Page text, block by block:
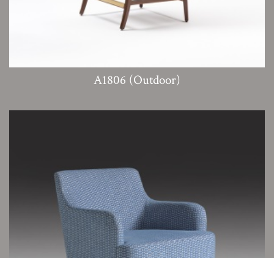
A1806 (Outdoor)